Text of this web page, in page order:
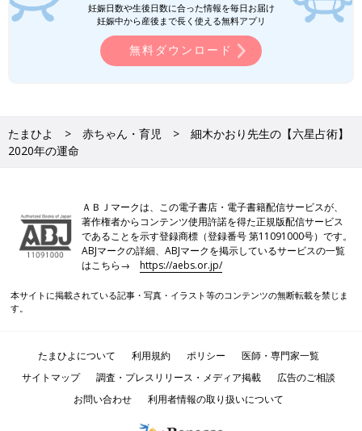
妊娠日数や生後日数に合った情報を毎日お届け
妊娠中から産後まで長く使える無料アプリ
無料ダウンロード
たまひよ 赤ちゃん・育児
細木かおり先生の【六星占術】
2020年の運命
ＡＢＪマークは、この電子書店・電子書籍配信サービスが、
著作権者からコンテンツ使用許諾を得た正規版配信サービス
であることを示す登録商標（登録番号 第11091000号）です。
ABJマークの詳細、ABJマークを掲示しているサービスの一覧
はこちら→https://aebs.or.jp/
本サイトに掲載されている記事・写真・イラスト等のコンテンツの無断転載を禁じま
す。
たまひよについて 利用規約 ポリシー
医師・専門家一覧
サイトマップ
調査・プレスリリース・メディア掲載
広告のご相談
お問い合わせ
利用者情報の取り扱いについて